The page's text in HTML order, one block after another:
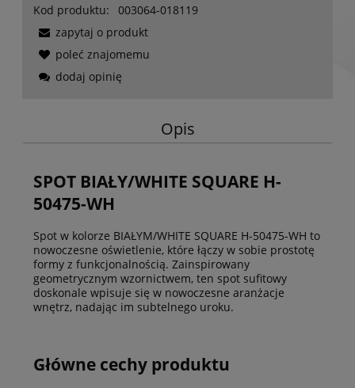
Kod produktu:
003064-018119
zapytaj o produkt
poleć znajomemu
dodaj opinię
Opis
SPOT BIAŁY/WHITE SQUARE H-
50475-WH
Spot w kolorze BIAŁYM/WHITE SQUARE H-50475-WH to
nowoczesne oświetlenie, które łączy w sobie prostotę
formy z funkcjonalnością. Zainspirowany
geometrycznym wzornictwem, ten spot sufitowy
doskonale wpisuje się w nowoczesne aranżacje
wnętrz, nadając im subtelnego uroku.
Główne cechy produktu